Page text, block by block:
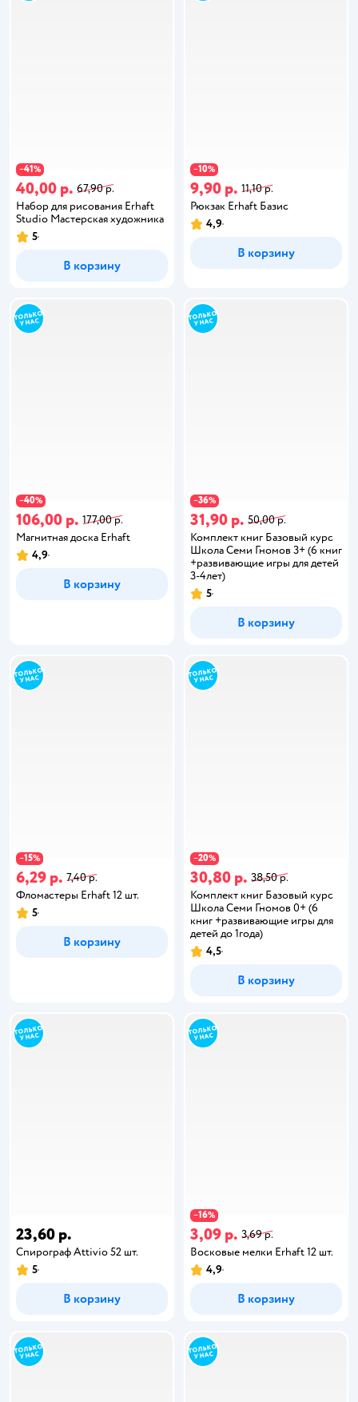
−41%
40,00 р. 67,90 р.
Набор для рисования Erhaft
Studio Мастерская художника
5
В корзину
−10%
9,90 р. 11,10 р.
Рюкзак Erhaft Базис
4,9
В корзину
−40%
106,00 р. 177,00 р.
Магнитная доска Erhaft
4,9
В корзину
−36%
31,90 р. 50,00 р.
Комплект книг Базовый курс
Школа Семи Гномов 3+ (6 книг
+развивающие игры для детей
3-4лет)
5
В корзину
−15%
6,29 р. 7,40 р.
Фломастеры Erhaft 12 шт.
5
В корзину
−20%
30,80 р. 38,50 р.
Комплект книг Базовый курс
Школа Семи Гномов 0+ (6
книг +развивающие игры для
детей до 1года)
4,5
В корзину
23,60 р.
Спирограф Attivio 52 шт.
5
В корзину
−16%
3,09 р. 3,69 р.
Восковые мелки Erhaft 12 шт.
4,9
В корзину